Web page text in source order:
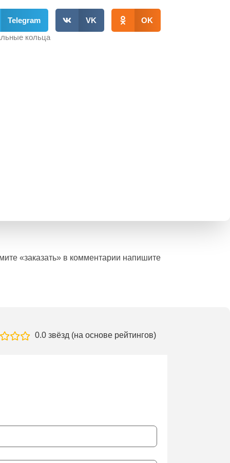
Telegram VK
OK
кольца
«заказать» в комментарии напишите
0.0 звёзд (на основе рейтингов)